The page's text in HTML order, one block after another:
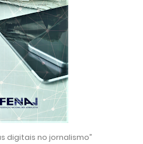
digitais no jornalismo”